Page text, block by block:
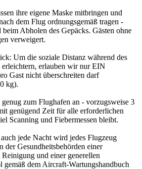
ihre eigene Maske mitbringen und
dem Flug ordnungsgemäß tragen -
Abholen des Gepäcks. Gästen ohne
verweigert.
Um die soziale Distanz während des
erlauben wir nur EIN
Gast nicht überschreiten darf
kg).
zum Flughafen an - vorzugsweise 3
genügend Zeit für alle erforderlichen
Scanning und Fiebermessen bleibt.
jede Nacht wird jedes Flugzeug
der Gesundheitsbehörden einer
und einer generellen
dem Aircraft-Wartungshandbuch